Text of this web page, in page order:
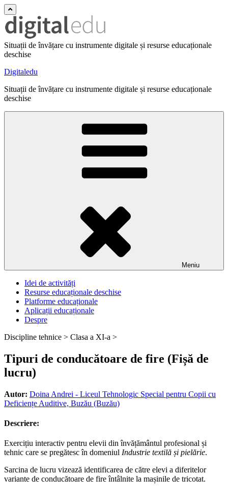
Situații de învățare cu instrumente digitale și resurse educaționale
deschise
Digitaledu
Situații de învățare cu instrumente digitale și resurse educaționale
deschise
Meniu
Idei de activități
Resurse educaționale deschise
Platforme educaționale
Aplicații educaționale
Despre
Discipline tehnice > Clasa a XI-a >
Tipuri de conducătoare de fire (Fișă de
lucru)
Autor: Doina Andrei - Liceul Tehnologic Special pentru Copii cu
Deficiențe Auditive, Buzău (Buzău)
Descriere:
Exercițiu interactiv pentru elevii din învățământul profesional și
tehnic care se pregătesc în domeniul Industrie textilă și pielărie.
Sarcina de lucru vizează identificarea de către elevi a diferitelor
variante de conducătoare de fire întâlnite la mașinile de tricotat.